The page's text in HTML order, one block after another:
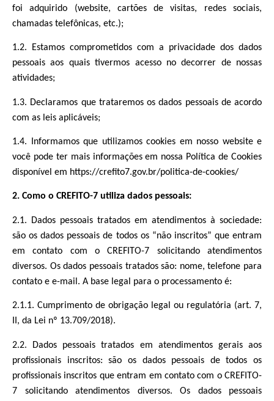
foi adquirido (website, cartões de visitas, redes sociais,
chamadas telefônicas, etc.);
1.2. Estamos comprometidos com a privacidade dos dados
pessoais aos quais tivermos acesso no decorrer de nossas
atividades;
1.3. Declaramos que trataremos os dados pessoais de acordo
com as leis aplicáveis;
1.4. Informamos que utilizamos cookies em nosso website e
você pode ter mais informações em nossa Política de Cookies
disponível em https://crefito7.gov.br/politica-de-cookies/
2. Como o CREFITO-7 utiliza dados pessoais:
2.1. Dados pessoais tratados em atendimentos à sociedade:
são os dados pessoais de todos os “não inscritos” que entram
em contato com o CREFITO-7 solicitando atendimentos
diversos. Os dados pessoais tratados são: nome, telefone para
contato e e-mail. A base legal para o processamento é:
2.1.1. Cumprimento de obrigação legal ou regulatória (art. 7,
II, da Lei nº 13.709/2018).
2.2. Dados pessoais tratados em atendimentos gerais aos
profissionais inscritos: são os dados pessoais de todos os
profissionais inscritos que entram em contato com o CREFITO-
7 solicitando atendimentos diversos. Os dados pessoais